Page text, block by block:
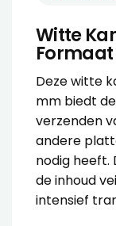
Witte
Formaat
Deze witte
mm biedt
verzenden
andere
nodig heeft.
de inhoud
intensief